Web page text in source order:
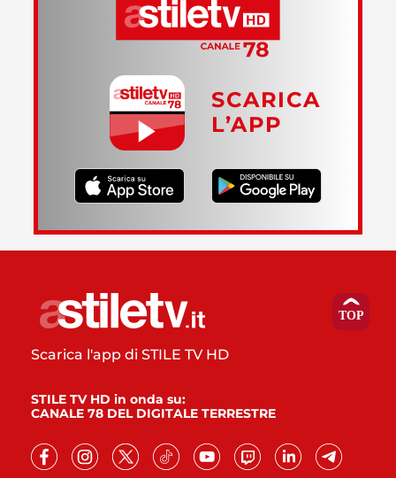
SCARICA
L’APP
Scarica l'app di STILE TV HD
STILE TV HD in onda su:
CANALE 78 DEL DIGITALE TERRESTRE